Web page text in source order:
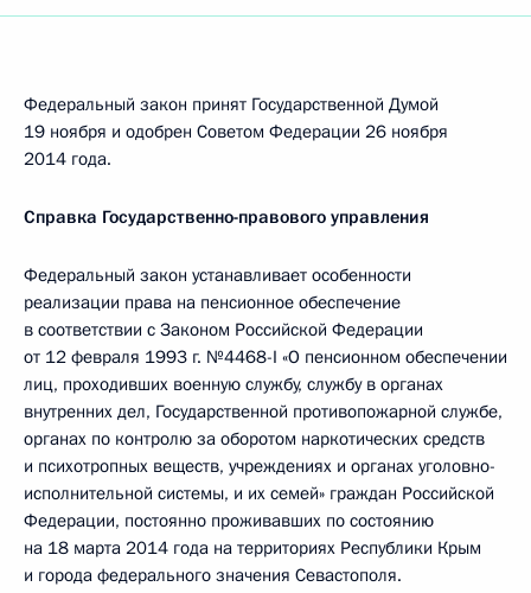
Федеральный закон принят Государственной Думой
19 ноября и одобрен Советом Федерации 26 ноября
2014 года.
Справка Государственно-правового управления
Федеральный закон устанавливает особенности
реализации права на пенсионное обеспечение
в соответствии с Законом Российской Федерации
от 12 февраля 1993 г. №4468-I «О пенсионном обеспечении
лиц, проходивших военную службу, службу в органах
внутренних дел, Государственной противопожарной службе,
органах по контролю за оборотом наркотических средств
и психотропных веществ, учреждениях и органах уголовно-
исполнительной системы, и их семей» граждан Российской
Федерации, постоянно проживавших по состоянию
на 18 марта 2014 года на территориях Республики Крым
и города федерального значения Севастополя.